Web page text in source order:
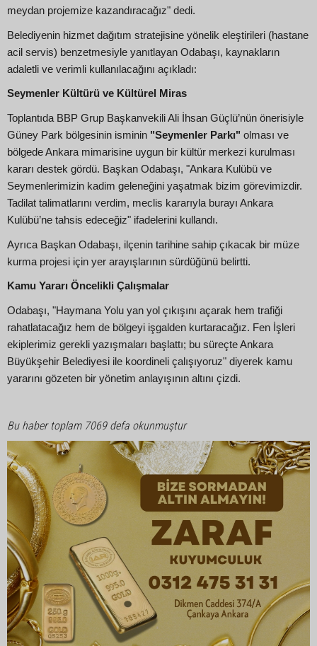
meydan projemize kazandıracağız" dedi.
Belediyenin hizmet dağıtım stratejisine yönelik eleştirileri (hastane
acil servis) benzetmesiyle yanıtlayan Odabaşı, kaynakların
adaletli ve verimli kullanılacağını açıkladı:
Seymenler Kültürü ve Kültürel Miras
Toplantıda BBP Grup Başkanvekili Ali İhsan Güçlü’nün önerisiyle
Güney Park bölgesinin isminin "Seymenler Parkı" olması ve
bölgede Ankara mimarisine uygun bir kültür merkezi kurulması
kararı destek gördü. Başkan Odabaşı, "Ankara Kulübü ve
Seymenlerimizin kadim geleneğini yaşatmak bizim görevimizdir.
Tadilat talimatlarını verdim, meclis kararıyla burayı Ankara
Kulübü’ne tahsis edeceğiz" ifadelerini kullandı.
Ayrıca Başkan Odabaşı, ilçenin tarihine sahip çıkacak bir müze
kurma projesi için yer arayışlarının sürdüğünü belirtti.
Kamu Yararı Öncelikli Çalışmalar
Odabaşı, "Haymana Yolu yan yol çıkışını açarak hem trafiği
rahatlatacağız hem de bölgeyi işgalden kurtaracağız. Fen İşleri
ekiplerimiz gerekli yazışmaları başlattı; bu süreçte Ankara
Büyükşehir Belediyesi ile koordineli çalışıyoruz" diyerek kamu
yararını gözeten bir yönetim anlayışının altını çizdi.
Bu haber toplam 7069 defa okunmuştur